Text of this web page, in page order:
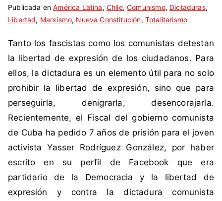
Publicada enAmérica Latina, Chile,Comunismo, Dictaduras,
Libertad, Marxismo, Nueva Constitución, Totalitarismo
t
i
u
e
t
d
a
c
o
m
B
o
r
i
n
o
m
e
t
a
r
i
o
Tanto los fascistas como los comunistas detestan
la libertad de expresión de los ciudadanos. Para
ellos, la dictadura es un elemento útil para no solo
prohibir la libertad de expresión, sino que para
perseguirla, denigrarla, desencorajarla.
Recientemente, el Fiscal del gobierno comunista
de Cuba ha pedido 7 años de prisión para el joven
activista Yasser Rodríguez González, por haber
escrito en su perfil de Facebook que era
partidario de la Democracia y la libertad de
expresión y contra la dictadura comunista